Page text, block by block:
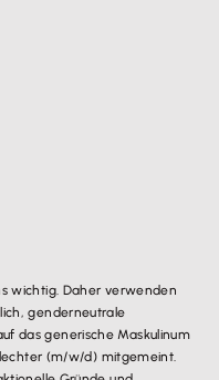
wichtig. Daher verwenden
genderneutrale
das generische Maskulinum
(m/w/d) mitgemeint.